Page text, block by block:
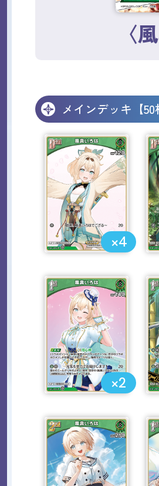
〈
メインデッキ【50
×4
×2